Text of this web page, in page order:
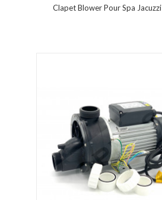
Clapet Blower Pour Spa Jacuzzi